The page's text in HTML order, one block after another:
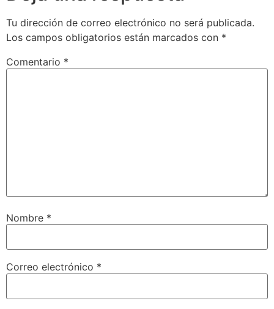
Tu dirección de correo electrónico no será publicada.
Los campos obligatorios están marcados con *
Comentario *
Nombre *
Correo electrónico *